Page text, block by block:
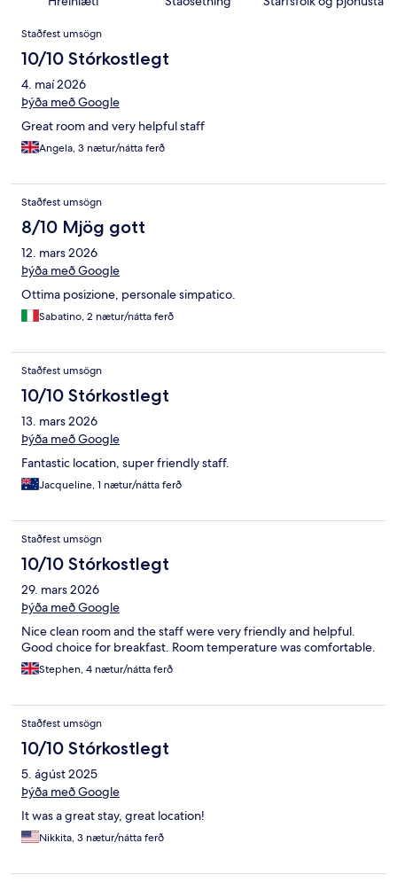
Umsagnir
Staðfest umsögn
10/10 Stórkostlegt
4. maí 2026
Þýða með Google
Great room and very helpful staff
Angela, 3 nætur/nátta ferð
Staðfest umsögn
8/10 Mjög gott
12. mars 2026
Þýða með Google
Ottima posizione, personale simpatico.
Sabatino, 2 nætur/nátta ferð
Staðfest umsögn
10/10 Stórkostlegt
13. mars 2026
Þýða með Google
Fantastic location, super friendly staff.
Jacqueline, 1 nætur/nátta ferð
Staðfest umsögn
10/10 Stórkostlegt
29. mars 2026
Þýða með Google
Nice clean room and the staff were very friendly and helpful.
Good choice for breakfast. Room temperature was comfortable.
Stephen, 4 nætur/nátta ferð
Staðfest umsögn
10/10 Stórkostlegt
5. ágúst 2025
Þýða með Google
It was a great stay, great location!
Nikkita, 3 nætur/nátta ferð